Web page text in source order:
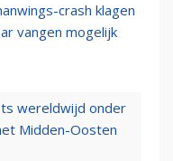
crash klagen
vangen mogelijk
wereldwijd onder
Midden-Oosten